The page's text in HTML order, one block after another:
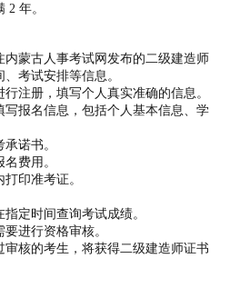
年。
蒙古人事考试网发布的二级建造师
考试安排等信息。
注册，填写个人真实准确的信息。
报名信息，包括个人基本信息、学
诺书。
费用。
印准考证。
定时间查询考试成绩。
进行资格审核。
核的考生，将获得二级建造师证书